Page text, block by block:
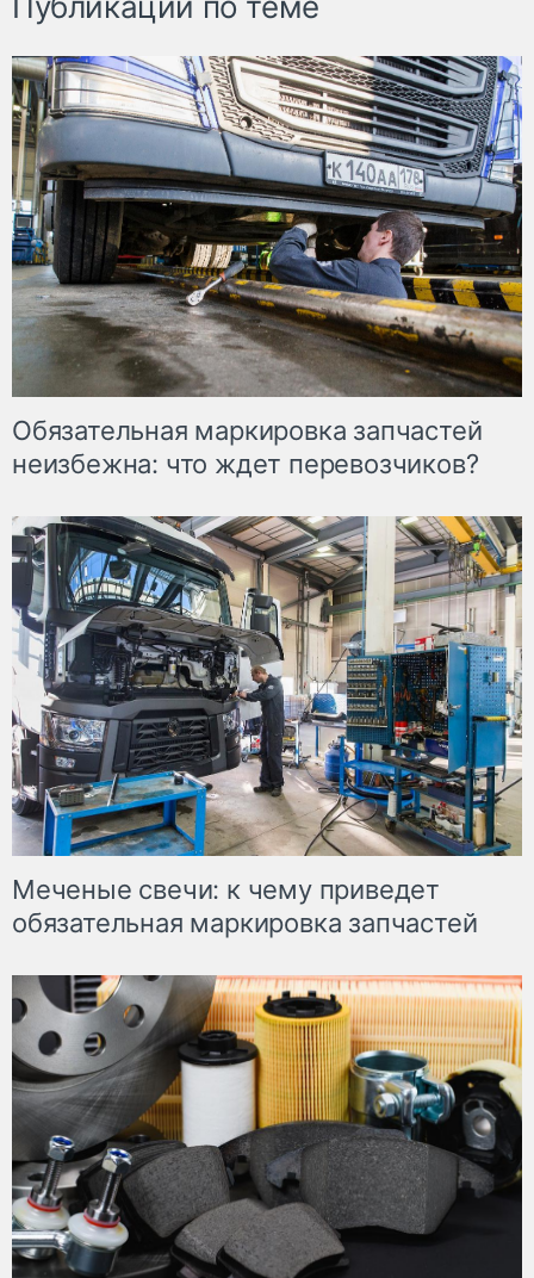
Обязательная маркировка запчастей
неизбежна: что ждет перевозчиков?
Меченые свечи: к чему приведет
обязательная маркировка запчастей